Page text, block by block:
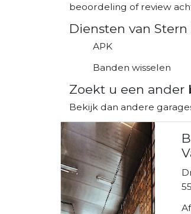
beoordeling of review
Diensten van
APK
Banden wisselen
Zoekt u een ander
Bekijk dan andere